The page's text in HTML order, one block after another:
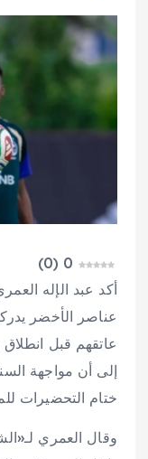
0
(
0
)
أكد عبد الإله
عناصر الأخضر
إلى أن مواجهة
ختام التحضيرات
وقال العمري